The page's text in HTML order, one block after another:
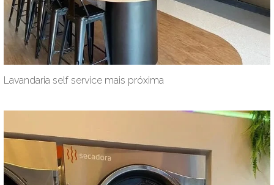
Lavandaria self service mais próxima